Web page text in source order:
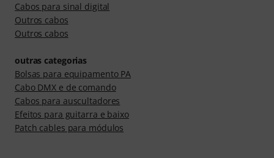
Cabos para sinal digital
Outros cabos
Outros cabos
outras categorias
Bolsas para equipamento PA
Cabo DMX e de comando
Cabos para auscultadores
Efeitos para guitarra e baixo
Patch cables para módulos